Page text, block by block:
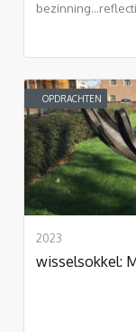
OPDRACHTEN
2023
wisselsokkel: